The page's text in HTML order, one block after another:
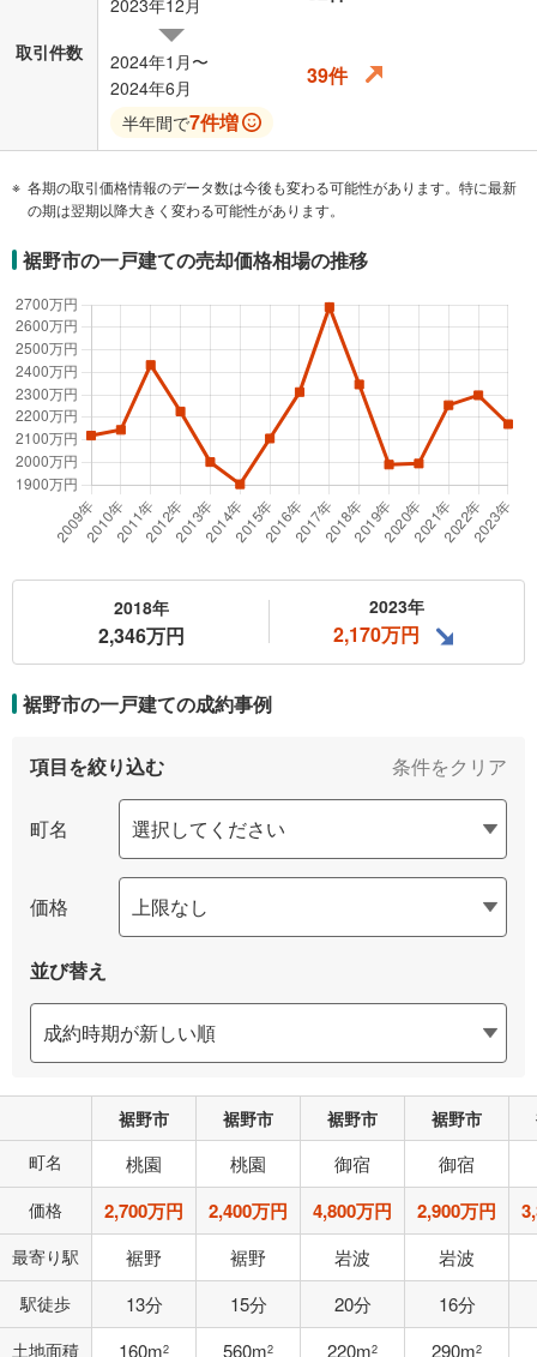
取引件数
2023年12月
2024年1月〜
2024年6月
39件
半年間で7件増
各期の取引価格情報のデータ数は今後も変わる可能性があります。特に最新
の期は翌期以降大きく変わる可能性があります。
裾野市の一戸建ての売却価格相場の推移
2018年
2,346万円
2023年
2,170万円
裾野市の一戸建ての成約事例
項目を絞り込む 条件をクリア
町名
価格
並び替え
裾野市 裾野市 裾野市 裾野市
町名
桃園 桃園 御宿 御宿
価格 2,700万円 2,400万円 4,800万円 2,900万円
最寄り駅 裾野 裾野 岩波 岩波
駅徒歩 13分 15分 20分 16分
土地面積 160m2 560m2 220m2 290m2